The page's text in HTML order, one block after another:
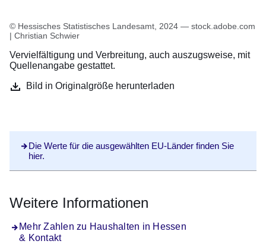
© Hessisches Statistisches Landesamt, 2024 — stock.adobe.com
| Christian Schwier
Vervielfältigung und Verbreitung, auch auszugsweise, mit
Quellenangabe gestattet.
Bild in Originalgröße herunterladen
Die Werte für die ausgewählten EU-Länder finden Sie
hier.
Weitere Informationen
Mehr Zahlen zu Haushalten in Hessen
& Kontakt